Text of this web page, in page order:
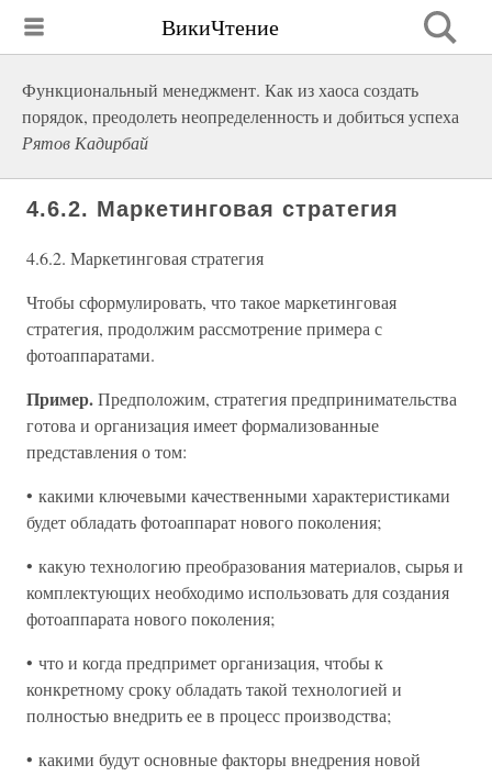
ВикиЧтение
Функциональный менеджмент. Как из хаоса создать
порядок, преодолеть неопределенность и добиться успеха
Рятов Кадирбай
4.6.2. Маркетинговая стратегия
4.6.2. Маркетинговая стратегия
Чтобы сформулировать, что такое маркетинговая
стратегия, продолжим рассмотрение примера с
фотоаппаратами.
Пример.Предположим, стратегия предпринимательства
готова и организация имеет формализованные
представления о том:
• какими ключевыми качественными характеристиками
будет обладать фотоаппарат нового поколения;
• какую технологию преобразования материалов, сырья и
комплектующих необходимо использовать для создания
фотоаппарата нового поколения;
• что и когда предпримет организация, чтобы к
конкретному сроку обладать такой технологией и
полностью внедрить ее в процесс производства;
• какими будут основные факторы внедрения новой